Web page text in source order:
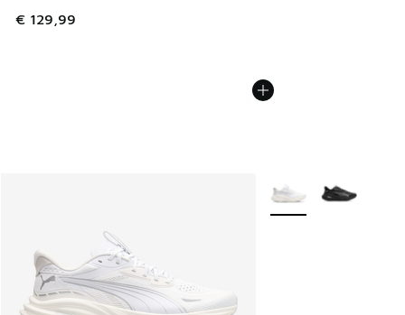
€ 129,99
Weitere Farben